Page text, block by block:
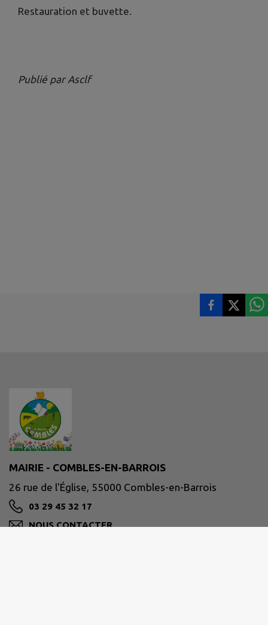
Restauration et buvette.
Publié par Asclf
MAIRIE - COMBLES-EN-BARROIS
26 rue de l'Église, 55000 Combles-en-Barrois
03 29 45 32 17
NOUS CONTACTER